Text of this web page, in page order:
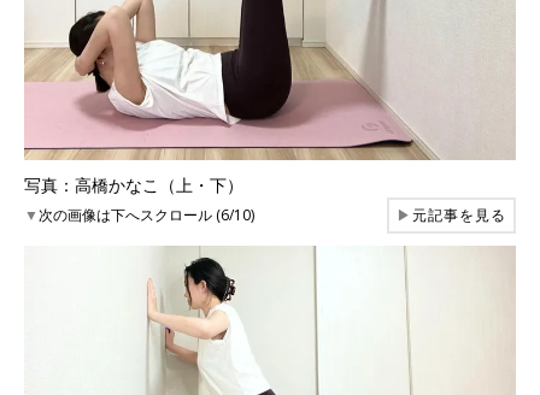
写真：高橋かなこ（上・下）
▼次の画像は下へスクロール (6/10) ▶元記事を見る